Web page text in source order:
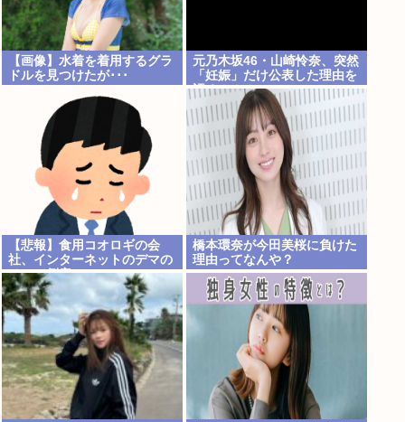
【画像】水着を着用するグラ
ドルを見つけたが･･･
元乃木坂46・山崎怜奈、突然
「妊娠」だけ公表した理由を
語る！！！
【悲報】食用コオロギの会
社、インターネットのデマの
せいで倒産へ
橋本環奈が今田美桜に負けた
理由ってなんや？